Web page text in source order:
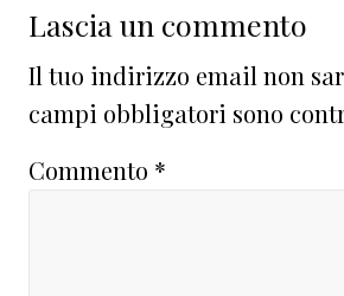
Interazioni
del
lettore
Lascia un commento
Il tuo indirizzo email non
campi obbligatori sono
Commento *